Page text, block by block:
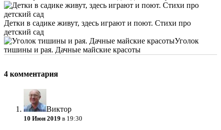
Детки в садике живут, здесь играют и поют. Стихи про
детский сад
Уголок
тишины и рая. Дачные майские красоты
4 комментария
Виктор
10 Июн 2019 в 19:30